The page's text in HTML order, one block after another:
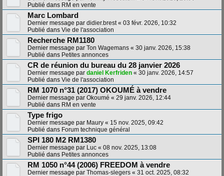
Publié dans RM en vente
Marc Lombard
Dernier message par didier.brest« 03 févr. 2026, 10:32
Publié dans Vie de l'association
Recherche RM1180
Dernier message par Ton Wagemans « 30 janv. 2026, 15:38
Publié dans Petites annonces
CR de réunion du bureau du 28 janvier 2026
Dernier message par daniel Kerfriden « 30 janv. 2026, 14:57
Publié dans Vie de l'association
RM 1070 n°31 (2017) OKOUMÉ à vendre
Dernier message par Okoumé « 29 janv. 2026, 12:44
Publié dans RM en vente
Type frigo
Dernier message par Maury « 15 nov. 2025, 09:42
Publié dans Forum technique général
SPI 180 M2 RM1380
Dernier message par Luc « 08 nov. 2025, 13:08
Publié dans Petites annonces
RM 1050 n°44 (2006) FREEDOM à vendre
Dernier message par Thomas-slegers « 31 oct. 2025, 08:32